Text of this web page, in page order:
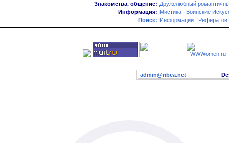
Знакомства, общение: Дружелюбный
Информация: Мистика | Воинские
Поиск: Информации | Рефератов
admin@ribca.net